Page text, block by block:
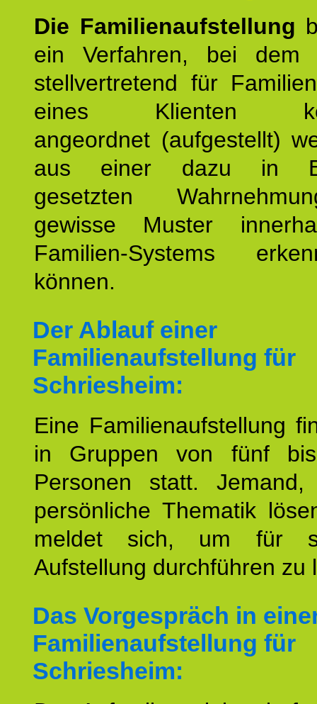
Die Familienaufstellung
ein Verfahren, bei dem
stellvertretend für
eines Klienten
angeordnet (aufgestellt)
aus einer dazu in
gesetzten
gewisse Muster
Familien-Systems
können.
Der Ablauf einer
Familienaufstellung für
Schriesheim:
Eine Familienaufstellung
in Gruppen von fünf
Personen statt.
persönliche Thematik
meldet sich, um für
Aufstellung durchführen zu
Das Vorgespräch in
Familienaufstellung für
Schriesheim: